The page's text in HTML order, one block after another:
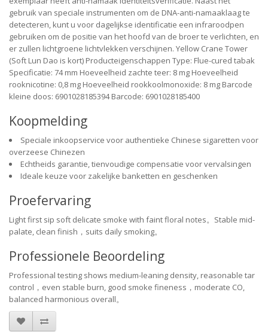
gebruik van speciale instrumenten om de DNA-anti-namaaklaag te
detecteren, kunt u voor dagelijkse identificatie een infraroodpen
gebruiken om de positie van het hoofd van de broer te verlichten, en
er zullen lichtgroene lichtvlekken verschijnen. Yellow Crane Tower
(Soft Lun Dao is kort) Producteigenschappen Type: Flue-cured tabak
Specificatie: 74 mm Hoeveelheid zachte teer: 8 mg Hoeveelheid
rooknicotine: 0,8 mg Hoeveelheid rookkoolmonoxide: 8 mg Barcode
kleine doos: 6901028185394 Barcode: 6901028185400
Koopmelding
Speciale inkoopservice voor authentieke Chinese sigaretten voor
overzeese Chinezen
Echtheids garantie, tienvoudige compensatie voor vervalsingen
Ideale keuze voor zakelijke banketten en geschenken
Proefervaring
Light first sip soft delicate smoke with faint floral notes。Stable mid-
palate, clean finish，suits daily smoking。
Professionele Beoordeling
Professional testing shows medium-leaning density, reasonable tar
control，even stable burn, good smoke fineness，moderate CO,
balanced harmonious overall。